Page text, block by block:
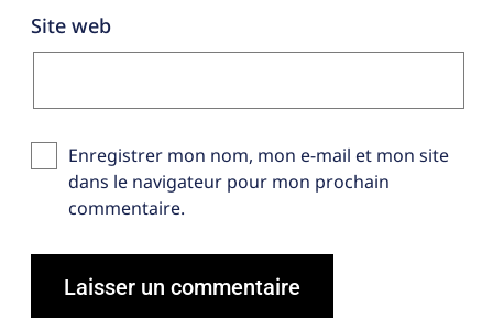
Site web
Enregistrer mon nom, mon e-mail et mon site
dans le navigateur pour mon prochain
commentaire.